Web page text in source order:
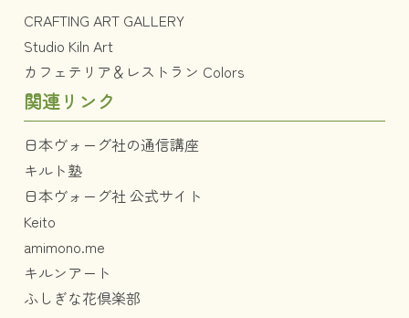
CRAFTING ART GALLERY
Studio Kiln Art
カフェテリア＆レストラン Colors
関連リンク
日本ヴォーグ社の通信講座
キルト塾
日本ヴォーグ社 公式サイト
Keito
amimono.me
キルンアート
ふしぎな花倶楽部